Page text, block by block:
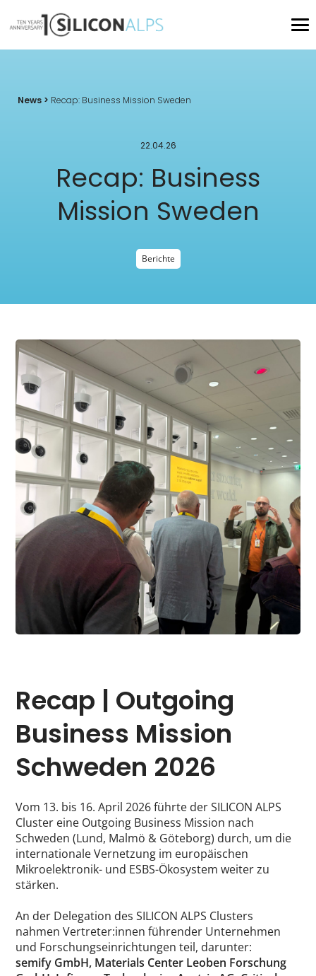
News > Recap: Business Mission Sweden
22.04.26
Recap: Business
Mission Sweden
Berichte
Recap | Outgoing
Business Mission
Schweden 2026
Vom 13. bis 16. April 2026 führte der SILICON ALPS
Cluster eine Outgoing Business Mission nach
Schweden (Lund, Malmö & Göteborg) durch, um die
internationale Vernetzung im europäischen
Mikroelektronik- und ESBS-Ökosystem weiter zu
stärken.
An der Delegation des SILICON ALPS Clusters
nahmen Vertreter:innen führender Unternehmen
und Forschungseinrichtungen teil, darunter:
semify GmbH, Materials Center Leoben Forschung